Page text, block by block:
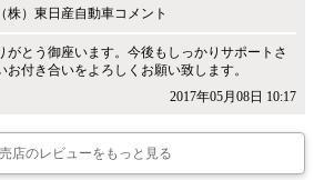
）東日産自動車コメント
がとう御座います。今後もしっかりサポートさ
付き合いをよろしくお願い致します。
2017年05月08日 10:17
店のレビューをもっと見る